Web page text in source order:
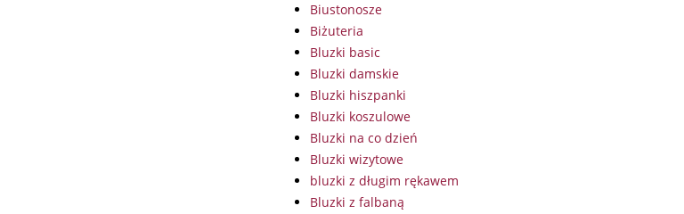
Biustonosze
Biżuteria
Bluzki basic
Bluzki damskie
Bluzki hiszpanki
Bluzki koszulowe
Bluzki na co dzień
Bluzki wizytowe
bluzki z długim rękawem
Bluzki z falbaną